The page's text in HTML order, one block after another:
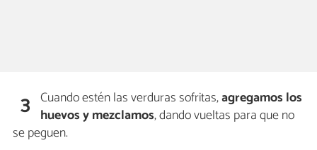
3 Cuando estén las verduras sofritas,agregamos los
huevos y mezclamos, dando vueltas para que no
se peguen.